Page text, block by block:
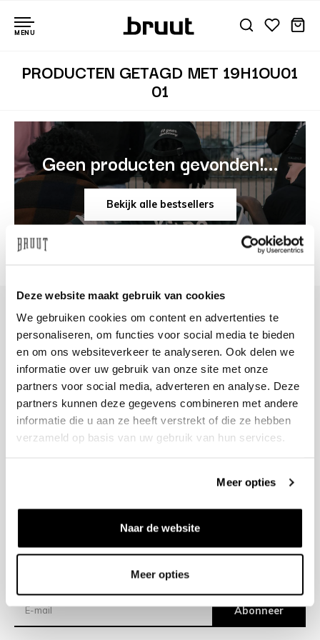
Deze website maakt gebruik van cookies
We gebruiken cookies om content en advertenties te
personaliseren, om functies voor social media te bieden
en om ons websiteverkeer te analyseren. Ook delen we
informatie over uw gebruik van onze site met onze
partners voor social media, adverteren en analyse. Deze
partners kunnen deze gegevens combineren met andere
informatie die u aan ze heeft verstrekt of die ze hebben
verzameld op basis van uw gebruik van hun services.
Meer opties
Naar de website
Meer opties
MENU
PRODUCTEN GETAGD MET 19H1OU01
01
Geen producten gevonden!...
Bekijk alle bestsellers
+31 23 205 2006
info@bruut.nl
Contact Formulier
Open tot 18:00
OPENINGSTIJDEN
Verzending
Abonneer